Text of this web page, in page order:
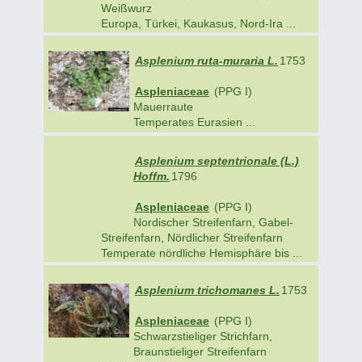
Weißwurz
Europa, Türkei, Kaukasus, Nord-Ira ...
Asplenium ruta-muraria L. 1753
Aspleniaceae (PPG I)
Mauerraute
Temperates Eurasien ...
Asplenium septentrionale (L.)
Hoffm. 1796
Aspleniaceae (PPG I)
Nordischer Streifenfarn, Gabel-
Streifenfarn, Nördlicher Streifenfarn
Temperate nördliche Hemisphäre bis ...
Asplenium trichomanes L. 1753
Aspleniaceae (PPG I)
Schwarzstieliger Strichfarn,
Braunstieliger Streifenfarn